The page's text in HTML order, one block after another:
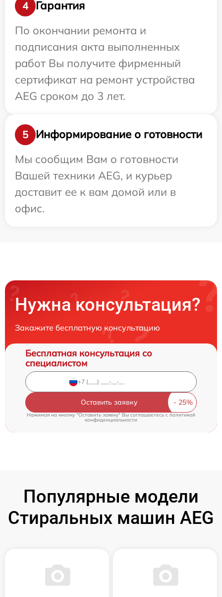
4
Гарантия
По окончании ремонта и
подписания акта выполненных
работ Вы получите фирменный
сертификат на ремонт устройства
AEG сроком до 3 лет.
5
Информирование о готовности
Мы сообщим Вам о готовности
Вашей техники AEG, и курьер
доставит ее к вам домой или в
офис.
Нужна консультация?
Закажите бесплатную консультацию
Бесплатная консультация со
специалистом
Оставить заявку
Нажимая на кнопку "Оставить заявку" Вы соглашаетесь cполитикой
конфиденциальности
Популярные модели
Стиральных машин AEG